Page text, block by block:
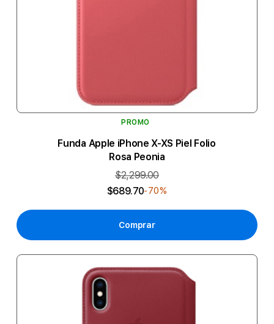
PROMO
Funda Apple iPhone X-XS Piel Folio
Rosa Peonia
$2,299.00
$689.70-70%
Comprar